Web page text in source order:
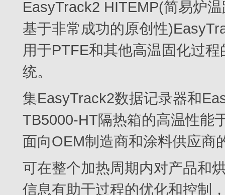
EasyTrack2 HITEMP(简易炉
基于非常成功的原创性
用于PTFE和其他高温固化过
统。
集EasyTrack2数据记录器和
TB5000-HT隔热箱的高温性能
面向OEM制造商和涂料供应商
可在整个加热周期内对产品和
信息有助于过程的优化和控制